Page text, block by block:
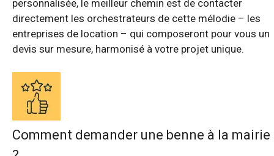
personnalisée, le meilleur chemin est de contacter
directement les orchestrateurs de cette mélodie – les
entreprises de location – qui composeront pour vous un
devis sur mesure, harmonisé à votre projet unique.
Comment demander une benne à la mairie